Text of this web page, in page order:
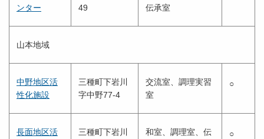
ンター
49
伝承室
山本地域
中野地区活
性化施設
三種町下岩川
字中野77-4
交流室、調理実習
室
○
長面地区活
三種町下岩川
和室、調理室、伝
○